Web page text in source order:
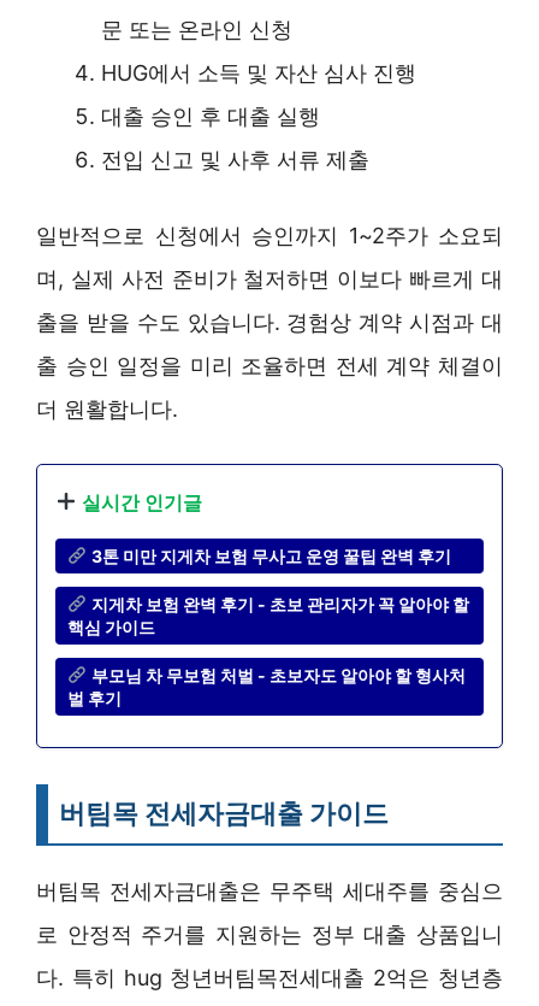
문 또는 온라인 신청
HUG에서 소득 및 자산 심사 진행
대출 승인 후 대출 실행
전입 신고 및 사후 서류 제출
일반적으로 신청에서 승인까지 1~2주가 소요되
며, 실제 사전 준비가 철저하면 이보다 빠르게 대
출을 받을 수도 있습니다. 경험상 계약 시점과 대
출 승인 일정을 미리 조율하면 전세 계약 체결이
더 원활합니다.
실시간 인기글
3톤 미만 지게차 보험 무사고 운영 꿀팁 완벽 후기
지게차 보험 완벽 후기 - 초보 관리자가 꼭 알아야 할
핵심 가이드
부모님 차 무보험 처벌 - 초보자도 알아야 할 형사처
벌 후기
버팀목 전세자금대출 가이드
버팀목 전세자금대출은 무주택 세대주를 중심으
로 안정적 주거를 지원하는 정부 대출 상품입니
다. 특히 hug 청년버팀목전세대출 2억은 청년층